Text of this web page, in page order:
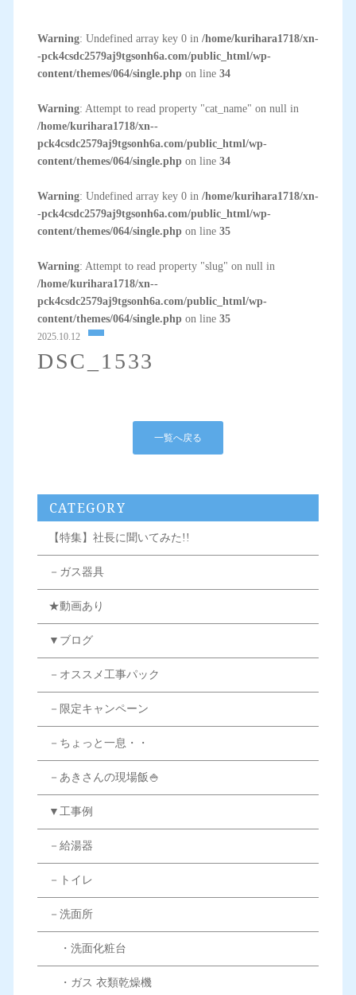
Warning: Undefined array key 0 in /home/kurihara1718/xn-
-pck4csdc2579aj9tgsonh6a.com/public_html/wp-
content/themes/064/single.phpon line 34
Warning: Attempt to read property "cat_name" on null in
/home/kurihara1718/xn--
pck4csdc2579aj9tgsonh6a.com/public_html/wp-
content/themes/064/single.phpon line 34
Warning: Undefined array key 0 in /home/kurihara1718/xn-
-pck4csdc2579aj9tgsonh6a.com/public_html/wp-
content/themes/064/single.phpon line 35
Warning: Attempt to read property "slug" on null in
/home/kurihara1718/xn--
pck4csdc2579aj9tgsonh6a.com/public_html/wp-
content/themes/064/single.phpon line 35
2025.10.12
DSC_1533
一覧へ戻る
CATEGORY
【特集】社長に聞いてみた!!
－ガス器具
★動画あり
▼ブログ
－オススメ工事パック
－限定キャンペーン
－ちょっと一息・・
－あきさんの現場飯🍚
▼工事例
－給湯器
－トイレ
－洗面所
・洗面化粧台
・ガス 衣類乾燥機